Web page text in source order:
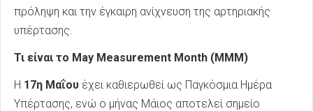
πρόληψη και την έγκαιρη ανίχνευση της αρτηριακής
υπέρτασης.
Τι είναι το May Measurement Month (MMM)
Η 17η Μαΐου έχει καθιερωθεί ως Παγκόσμια Ημέρα
Υπέρτασης, ενώ ο μήνας Μάιος αποτελεί σημείο